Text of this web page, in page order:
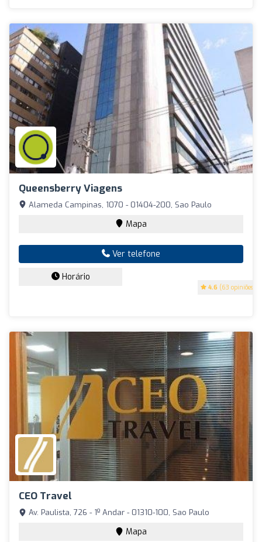
Queensberry Viagens
4.6 (63 opiniões)
Alameda Campinas, 1070 - 01404-200, Sao Paulo
Mapa
Ver telefone
Horário
CEO Travel
Av. Paulista, 726 - 1º Andar - 01310-100, Sao Paulo
Mapa